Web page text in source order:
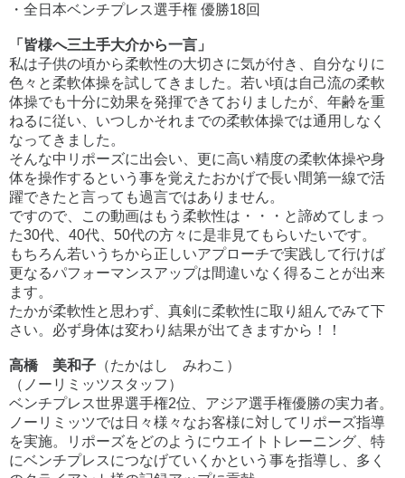
・全日本ベンチプレス選手権 優勝18回
「皆様へ三土手大介から一言」
私は子供の頃から柔軟性の大切さに気が付き、自分なりに
色々と柔軟体操を試してきました。若い頃は自己流の柔軟
体操でも十分に効果を発揮できておりましたが、年齢を重
ねるに従い、いつしかそれまでの柔軟体操では通用しなく
なってきました。
そんな中リポーズに出会い、更に高い精度の柔軟体操や身
体を操作するという事を覚えたおかげで長い間第一線で活
躍できたと言っても過言ではありません。
ですので、この動画はもう柔軟性は・・・と諦めてしまっ
た30代、40代、50代の方々に是非見てもらいたいです。
もちろん若いうちから正しいアプローチで実践して行けば
更なるパフォーマンスアップは間違いなく得ることが出来
ます。
たかが柔軟性と思わず、真剣に柔軟性に取り組んでみて下
さい。必ず身体は変わり結果が出てきますから！！
高橋 美和子 （たかはし みわこ）
（ノーリミッツスタッフ）
ベンチプレス世界選手権2位、アジア選手権優勝の実力者。
ノーリミッツでは日々様々なお客様に対してリポーズ指導
を実施。リポーズをどのようにウエイトトレーニング、特
にベンチプレスにつなげていくかという事を指導し、多く